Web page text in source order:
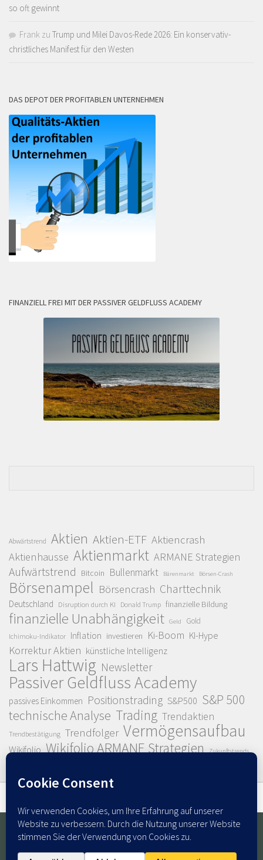
so oft gewinnt
Frank zu Trump und Milei Davos-Rede 2026: Ein konservativ-
christliches Manifest für den Westen
DAS DEPOT DER PROFITABLEN UNTERNEHMEN
FINANZIELL FREI MIT DER PASSIVER GELDFLUSS ACADEMY
Abwärtstrend Aktien Aktien-ETF Aktiencrash
Aktienhausse Aktienmarkt ARMANE Strategien
Aufwärtstrend Bitcoin Bullenmarkt Bärenmarkt Börsen-Crash
Börsenampel Börsencrash Charttechnik
Deutschland Disruption durch KI Donald Trump finanzielle Bildung
finanzielle Unabhängigkeit Geld Gold
Ichimoku-Indikator Inflation investieren Ki-Boom KI-Hype
Korrektur Aktien künstliche Intelligenz
Lars Hattwig Newsletter
Passiver Geldfluss Academy
passives Einkommen Positionstrading S&P500 S&P 500
technische Analyse Trading Trendaktien
Trendbestätigung Trendfolger Vermögensaufbau
Wikifolio Wikifolio ARMANE Strategien Zukunftstrends